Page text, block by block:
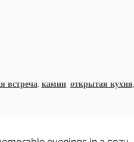
встреча, камин, открытая кухня,